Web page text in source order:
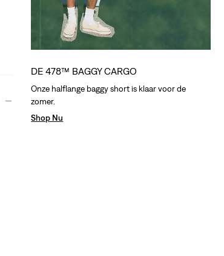
DE 478™ BAGGY CARGO
Onze halflange baggy short is klaar voor de
zomer.
Shop Nu